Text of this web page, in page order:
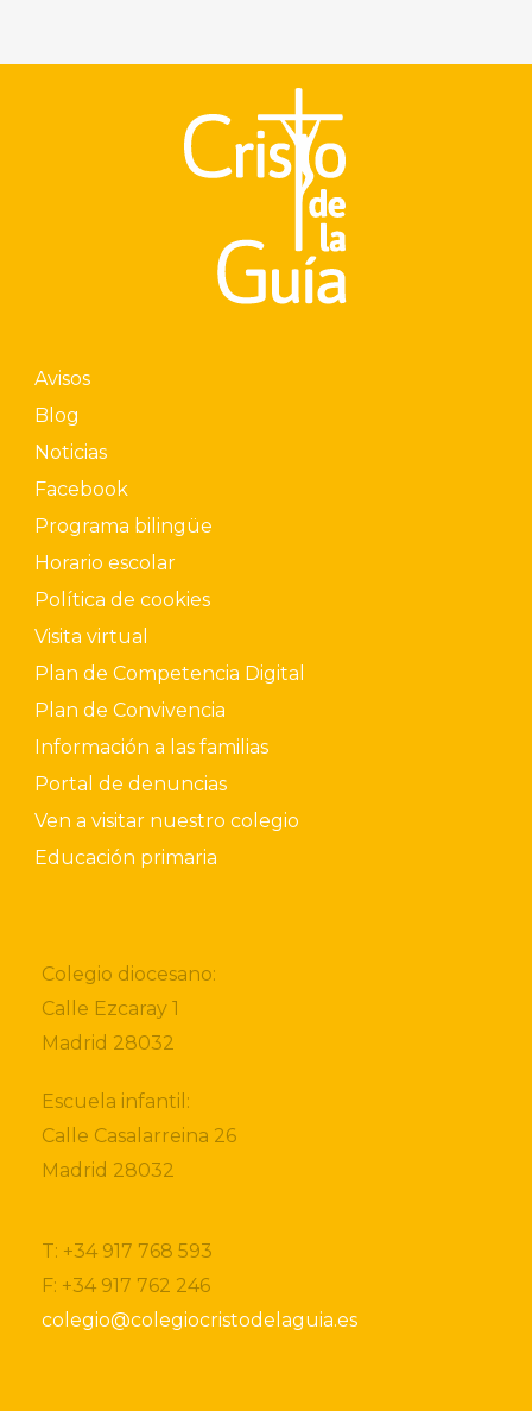
Avisos
Blog
Noticias
Facebook
Programa bilingüe
Horario escolar
Política de cookies
Visita virtual
Plan de Competencia Digital
Plan de Convivencia
Información a las familias
Portal de denuncias
Ven a visitar nuestro colegio
Educación primaria
Colegio diocesano:
Calle Ezcaray 1
Madrid 28032
Escuela infantil:
Calle Casalarreina 26
Madrid 28032
T: +34 917 768 593
F: +34 917 762 246
colegio@colegiocristodelaguia.es